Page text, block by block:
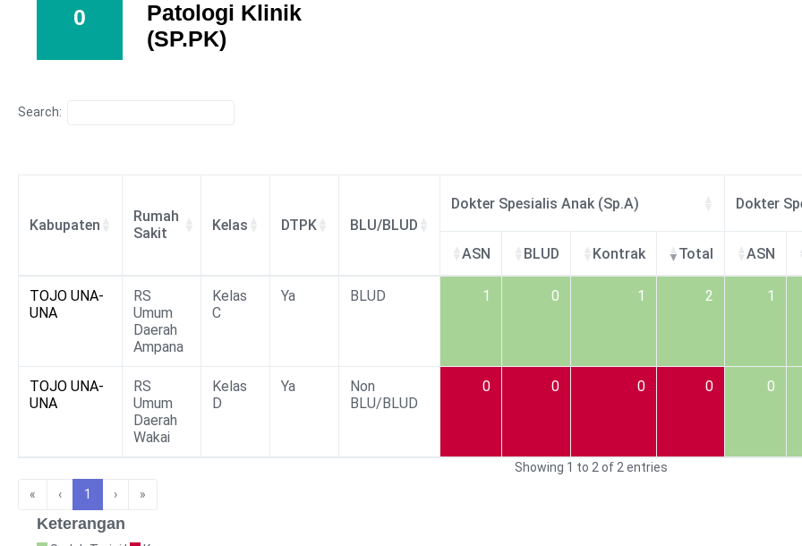
0
Patologi Klinik
(SP.PK)
Search:
Kabupaten
Rumah
Sakit
Kelas DTPK BLU/BLUD
Dokter Spesialis Anak (Sp.A) Dokter
ASN BLUD Kontrak Total ASN
Kabupaten
Sakit
Kelas DTPK BLU/BLUD Dokter Spesialis Anak (Sp.A) Dokter
ASN BLUD Kontrak Total ASN
TOJO UNA-
UNA
RS
Umum
Daerah
Ampana
Kelas
C
Ya BLUD 1 0 1 2 1
TOJO UNA-
UNA
RS
Umum
Daerah
Wakai
Kelas
D
Ya
Non
BLU/BLUD
0 0 0 0 0
Showing 1 to 2 of 2 entries
«
‹ 1 › »
Keterangan